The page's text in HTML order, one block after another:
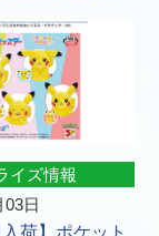
イズ情報
03日
入荷】ポケット